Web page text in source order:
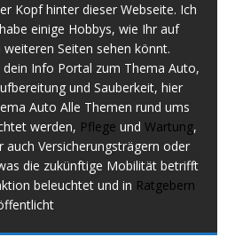
Kopf hinter dieser Webseite. Ich
einige Hobbys, wie Ihr auf
Seiten sehen könnt.
dein Info Portal zum Thema Auto,
und Sauberkeit, hier
Auto Alle Themen rund ums
werden, Pflege und Wartung,
auch Versicherungsträgern oder
die zukünftige Mobilität betrifft
beleuchtet und in Ratgebern